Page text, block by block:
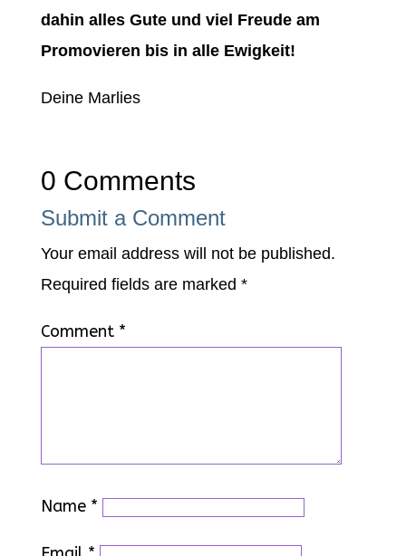
dahin alles Gute und viel Freude am
Promovieren bis in alle Ewigkeit!
Deine Marlies
0 Comments
Submit a Comment
Your email address will not be published.
Required fields are marked *
Comment *
Name *